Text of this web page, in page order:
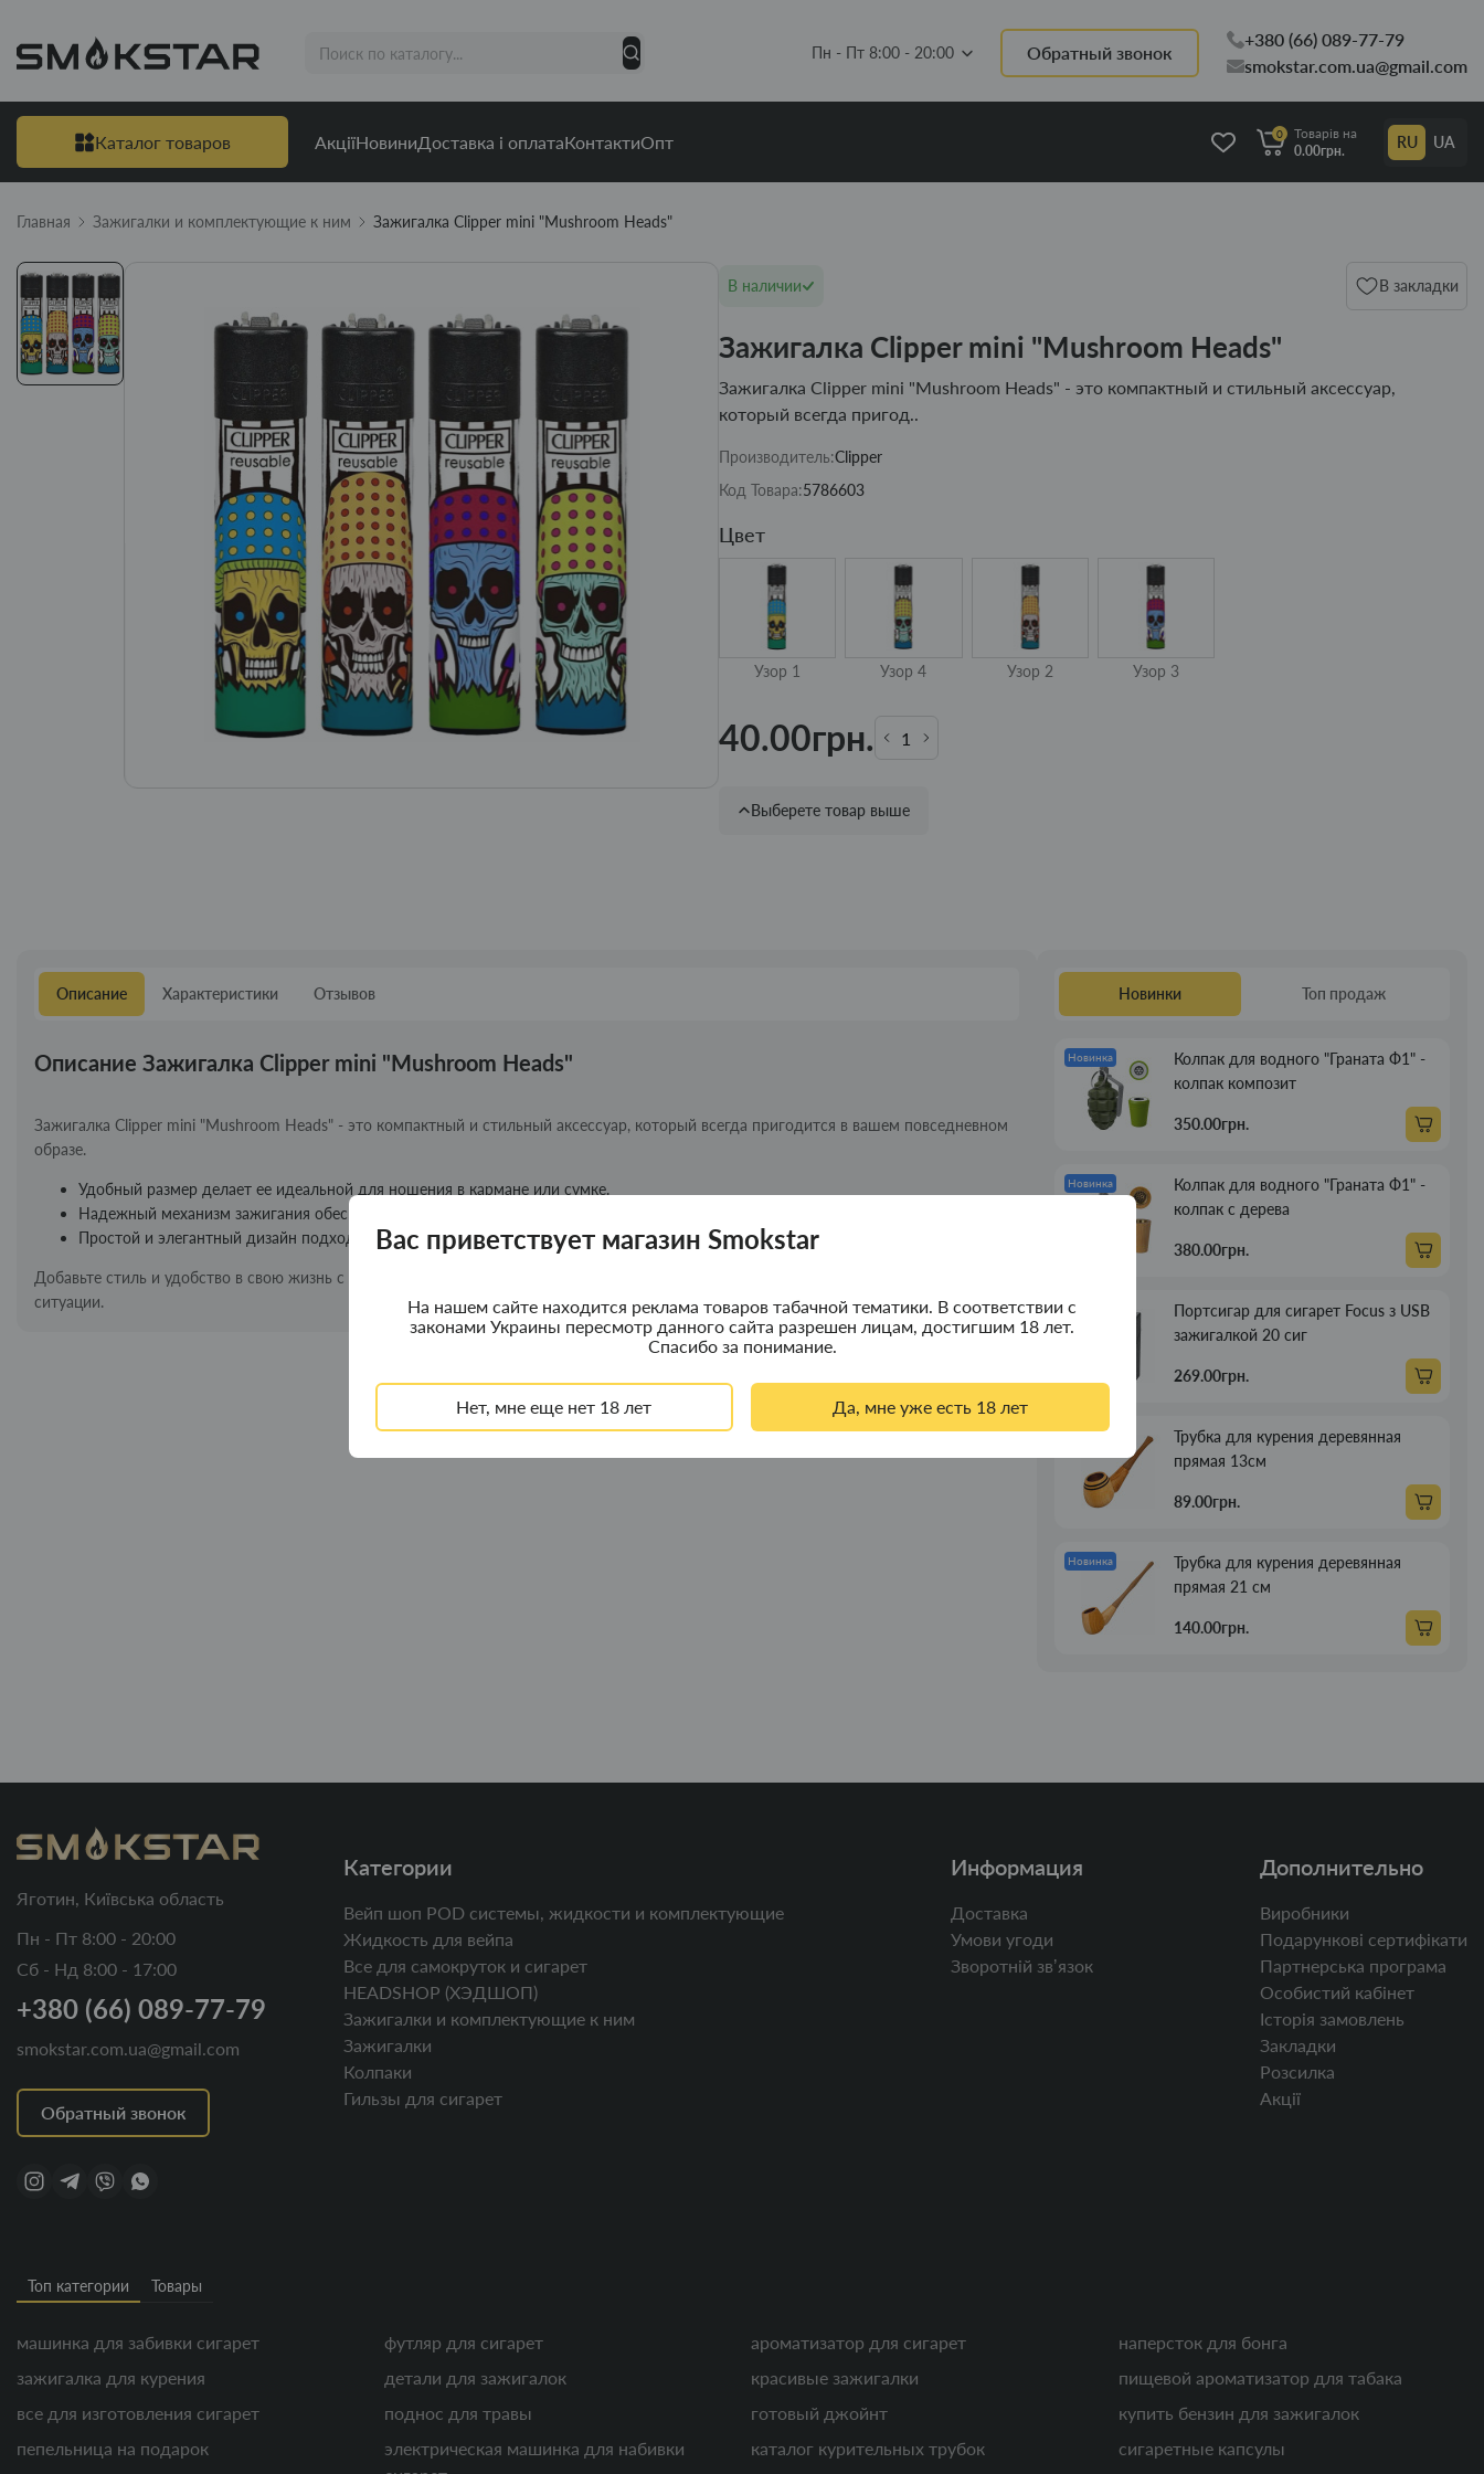
Вас приветствует магазин Smokstar
На нашем сайте находится реклама товаров табачной тематики. В соответствии с
законами Украины пересмотр данного сайта разрешен лицам, достигшим 18 лет.
Спасибо за понимание.
Нет, мне еще нет 18 лет Да, мне уже есть 18 лет
Пн - Пт 8:00 - 20:00 Обратный звонок
+380 (66) 089-77-79
smokstar.com.ua@gmail.com
Каталог товаров АкціїНовиниДоставка і оплатаКонтактиОпт 0
Товарів на
0.00грн.
RU UA
Главная Зажигалки и комплектующие к ним Зажигалка Clipper mini "Mushroom Heads"
В наличии В закладки
Зажигалка Clipper mini "Mushroom Heads"
Зажигалка Clipper mini "Mushroom Heads" - это компактный и стильный аксессуар,
который всегда пригод..
Производитель:Clipper
Код Товара:5786603
Цвет
Узор 1 Узор 4 Узор 2 Узор 3
40.00грн.
Выберете товар выше
Описание Характеристики Отзывов
Описание Зажигалка Clipper mini "Mushroom Heads"
Зажигалка Clipper mini "Mushroom Heads" - это компактный и стильный аксессуар, который всегда пригодится в вашем повседневном
образе.
Удобный размер делает ее идеальной для ношения в кармане или сумке.
Надежный механизм зажигания обеспечивает стабильную работу в любых условиях.
Простой и элегантный дизайн подходит как для мужчин, так и для женщин.
Добавьте стиль и удобство в свою жизнь с зажигалкой Clipper Mini от Smokstar и наслаждайтесь ее функциональностью в любой
ситуации.
Новинки Топ продаж
Новинка
Колпак для водного "Граната Ф1" -
колпак композит
350.00грн.
Новинка
Колпак для водного "Граната Ф1" -
колпак с дерева
380.00грн.
Новинка
Портсигар для сигарет Focus з USB
зажигалкой 20 сиг
269.00грн.
Новинка
Трубка для курения деревянная
прямая 13см
89.00грн.
Новинка
Трубка для курения деревянная
прямая 21 см
140.00грн.
Яготин, Київська область
Пн - Пт 8:00 - 20:00
Сб - Нд 8:00 - 17:00
+380 (66) 089-77-79
smokstar.com.ua@gmail.com
Обратный звонок
Категории
Вейп шоп POD системы, жидкости и комплектующие
Жидкость для вейпа
Все для самокруток и сигарет
HEADSHOP (ХЭДШОП)
Зажигалки и комплектующие к ним
Зажигалки
Колпаки
Гильзы для сигарет
Информация
Доставка
Умови угоди
Зворотній звʼязок
Дополнительно
Виробники
Подарункові сертифікати
Партнерська програма
Особистий кабінет
Історія замовлень
Закладки
Розсилка
Акції
Топ категории Товары
машинка для забивки сигарет
зажигалка для курения
все для изготовления сигарет
пепельница на подарок
футляр для сигарет
детали для зажигалок
поднос для травы
электрическая машинка для набивки
ароматизатор для сигарет
красивые зажигалки
готовый джойнт
каталог курительных трубок
наперсток для бонга
пищевой ароматизатор для табака
купить бензин для зажигалок
сигаретные капсулы